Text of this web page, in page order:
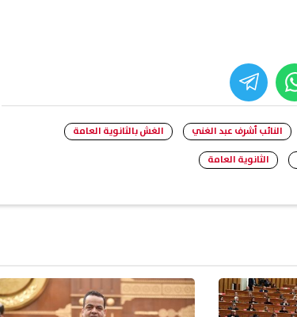
whats
النائب أشرف عبد الغني
الغش بالثانوية العامة
الثانوية العامة